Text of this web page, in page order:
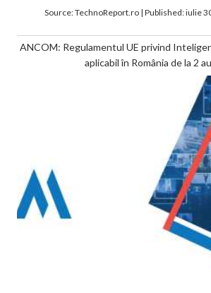
Source:TechnoReport.ro| Published:iulie
ANCOM: Regulamentul UE privind
aplicabil în România de la 2